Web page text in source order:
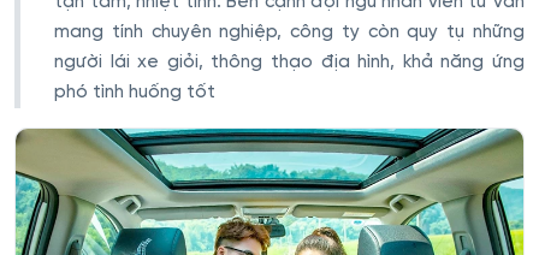
mang tính chuyên nghiệp, công ty còn quy tụ những
người lái xe giỏi, thông thạo địa hình, khả năng ứng
phó tình huống tốt